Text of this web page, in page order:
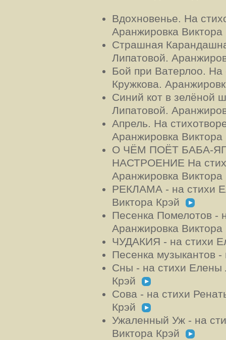
Вдохновенье. На
Аранжировка
Страшная
Липатовой.
Бой при Ватерлоо. На
Кружкова.
Синий кот в зелёной
Липатовой.
Апрель. На
Аранжировка
О ЧЁМ ПОЁТ БАБА-
НАСТРОЕНИЕ На
Аранжировка
РЕКЛАМА - на стихи
Виктора Крэй
Песенка Помелотов -
Аранжировка
ЧУДАКИЯ - на стихи
Песенка музыкантов
Сны - на стихи Елены
Крэй
Сова - на стихи
Крэй
Ужаленный Уж - на
Виктора Крэй